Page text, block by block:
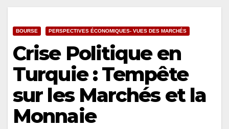
BOURSE PERSPECTIVES ÉCONOMIQUES- VUES DES MARCHÉS
Crise Politique en
Turquie : Tempête
sur les Marchés et la
Monnaie